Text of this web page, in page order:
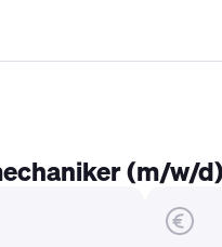
(m/w/d)